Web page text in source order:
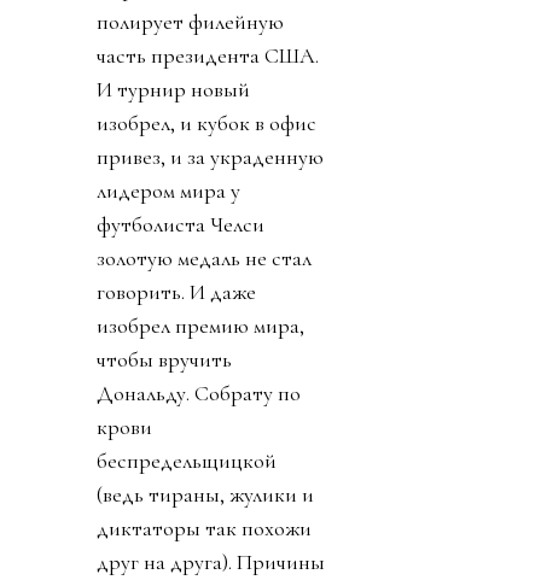
полирует филейную
часть президента США.
И турнир новый
изобрел, и кубок в офис
привез, и за украденную
лидером мира у
футболиста Челси
золотую медаль не стал
говорить. И даже
изобрел премию мира,
чтобы вручить
Дональду. Собрату по
крови
беспредельщицкой
(ведь тираны, жулики и
диктаторы так похожи
друг на друга). Причины